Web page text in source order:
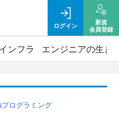
ログイン
新規
会員登録
インフラ エンジニアの生き
ログラミング